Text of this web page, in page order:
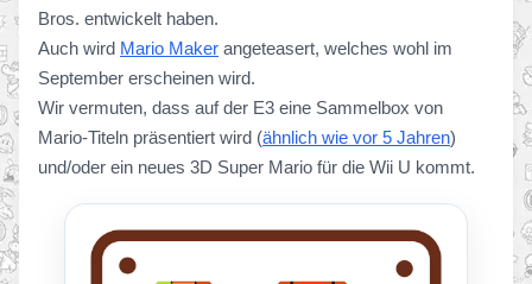
Bros. entwickelt haben.
Auch wird Mario Maker angeteasert, welches wohl im
September erscheinen wird.
Wir vermuten, dass auf der E3 eine Sammelbox von
Mario-Titeln präsentiert wird (ähnlich wie vor 5 Jahren)
und/oder ein neues 3D Super Mario für die Wii U kommt.